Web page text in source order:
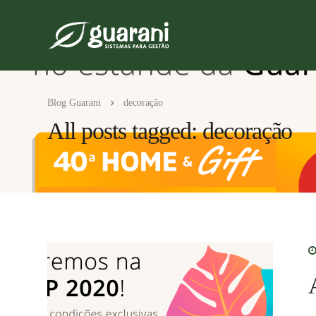
Blog Guarani decoração
All posts tagged: decoração